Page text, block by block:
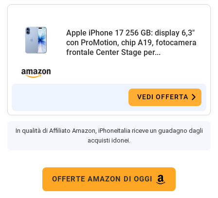
Apple iPhone 17 256 GB: display 6,3"
con ProMotion, chip A19, fotocamera
frontale Center Stage per...
VEDI OFFERTA
In qualità di Affiliato Amazon, iPhoneItalia riceve un guadagno dagli
acquisti idonei.
OFFERTE AMAZON DI OGGI